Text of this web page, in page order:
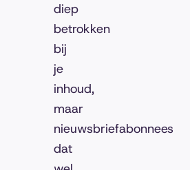
diep
betrokken
bij
je
inhoud,
maar
nieuwsbriefabonnees
dat